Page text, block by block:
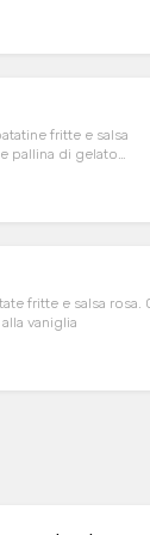
fritte e salsa
pallina di gelato
fritte e salsa rosa.
vaniglia